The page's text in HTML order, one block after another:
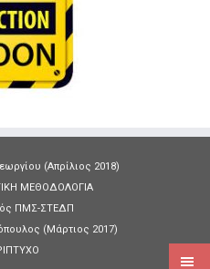
(Απρίλιος 2018)
ΜΕΘΟΔΟΛΟΓΙΑ
ΠΜΣ-ΣΤΕΔΠ
(Μάρτιος 2017)